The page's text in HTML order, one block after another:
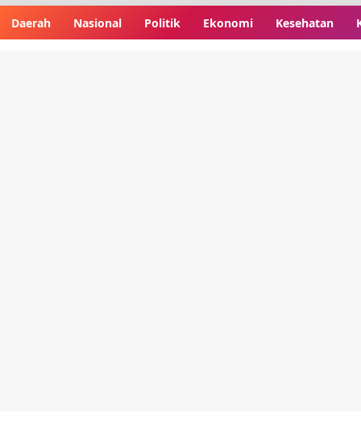
Daerah Nasional Politik Ekonomi Kesehatan